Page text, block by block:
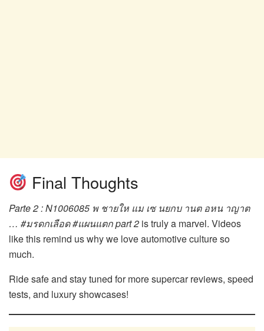
Final Thoughts
Parte 2 : N1006085 พ ชายให แม เซ นยกบ านต อหน าญาต
… #มรดกเลือด #แผนแตก part 2 is truly a marvel. Videos
like this remind us why we love automotive culture so
much.
Ride safe and stay tuned for more supercar reviews, speed
tests, and luxury showcases!